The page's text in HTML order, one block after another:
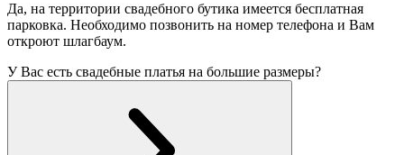
Да, на территории свадебного бутика имеется бесплатная
парковка. Необходимо позвонить на номер телефона и Вам
откроют шлагбаум.
У Вас есть свадебные платья на большие размеры?